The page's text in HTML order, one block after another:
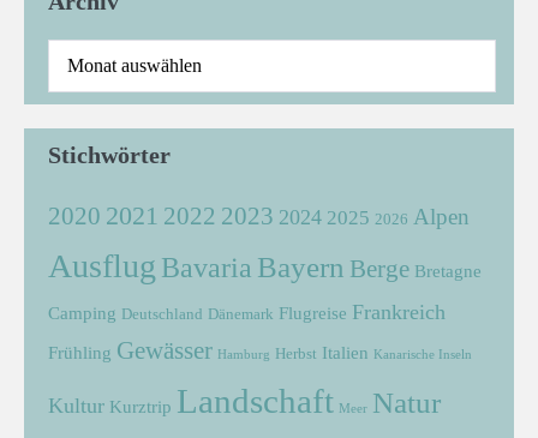
Stichwörter
2020 2021 2022 2023 2024 2025 2026 Alpen
Ausflug Bavaria Bayern Berge Bretagne
Camping Deutschland Dänemark Flugreise Frankreich
Frühling Gewässer Hamburg Herbst Italien Kanarische Inseln
Kultur Kurztrip Landschaft Meer Natur